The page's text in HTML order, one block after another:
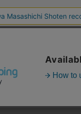
シーポリシー
覧履歴・属性情報など